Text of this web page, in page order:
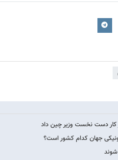
کار دست نخست وزیر چین داد
جهان کدام کشور است؟
شوند